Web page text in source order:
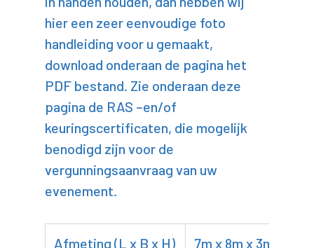
hier een zeer eenvoudige foto
handleiding voor u gemaakt,
download onderaan de pagina het
PDF bestand. Zie onderaan deze
pagina de RAS –en/of
keuringscertificaten, die mogelijk
benodigd zijn voor de
vergunningsaanvraag van uw
evenement.
Afmeting (L x B x H) 7m x 8m x 3m